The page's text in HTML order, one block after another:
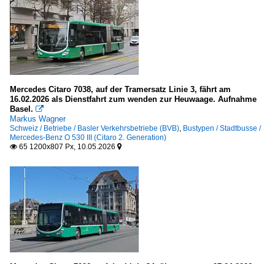
Mercedes Citaro 7038, auf der Tramersatz Linie 3, fährt am
16.02.2026 als Dienstfahrt zum wenden zur Heuwaage. Aufnahme
Basel. 
Markus Wagner
Schweiz / Betriebe / Basler Verkehrsbetriebe (BVB), Bustypen / Stadtbusse /
Mercedes-Benz O 530 III (Citaro 2. Generation)
 65 1200x807 Px, 10.05.2026 